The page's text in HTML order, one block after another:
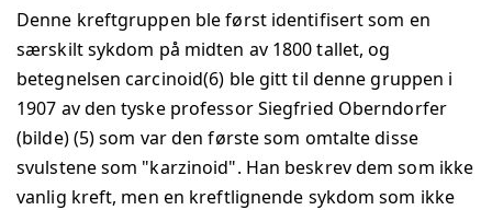
e
r
e
b
l
e
h
Denne kreftgruppen ble først identifisert som en
særskilt sykdom på midten av 1800 tallet, og
betegnelsen carcinoid(6) ble gitt til denne gruppen i
1907 av den tyske professor Siegfried Oberndorfer
(bilde) (5) som var den første som omtalte disse
svulstene som "karzinoid". Han beskrev dem som ikke
vanlig kreft, men en kreftlignende sykdom som ikke